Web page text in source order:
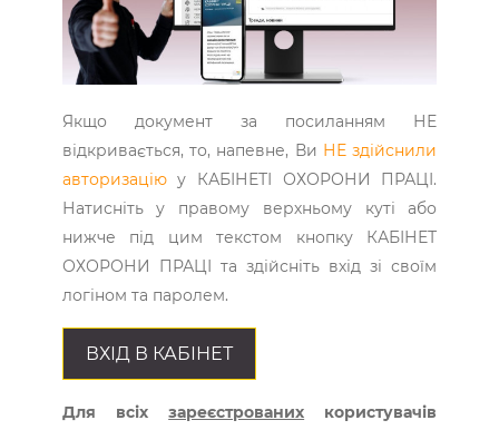
Якщо документ за посиланням НЕ
відкривається, то, напевне, Ви НЕ здійснили
авторизаціюу КАБІНЕТІ ОХОРОНИ ПРАЦІ.
Натисніть у правому верхньому куті або
нижче під цим текстом кнопку КАБІНЕТ
ОХОРОНИ ПРАЦІ та здійсніть вхід зі своїм
логіном та паролем.
ВХІД В КАБІНЕТ
Для всіхзареєстрованих користувачів